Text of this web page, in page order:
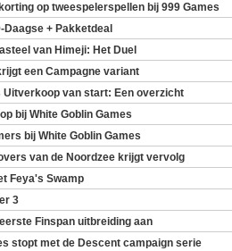
op tweespelerspellen bij 999 Games
+ Pakketdeal
van Himeji: Het Duel
een Campagne variant
Uitverkoop van start: Een overzicht
bij White Goblin Games
bij White Goblin Games
van de Noordzee krijgt vervolg
Feya's Swamp
3
Finspan uitbreiding aan
stopt met de Descent campaign serie